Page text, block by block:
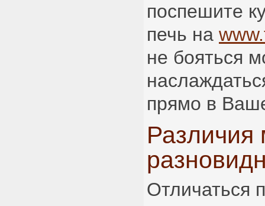
поспешите
печь на
не бояться
прямо в
Различия
Отличаться